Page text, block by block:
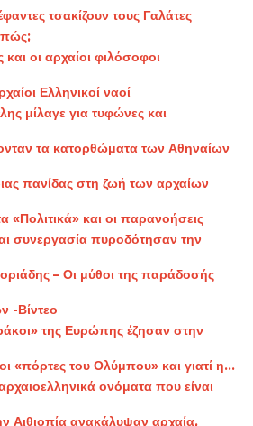
τσακίζουν τους Γαλάτες
πώς;
και οι αρχαίοι φιλόσοφοι
Ελληνικοί ναοί
μίλαγε για τυφώνες και
τα κατορθώματα των Αθηναίων
πανίδας στη ζωή των αρχαίων
«Πολιτικά» και οι παρανοήσεις
συνεργασία πυροδότησαν την
– Οι μύθοι της παράδοσής
-Βίντεο
της Ευρώπης έζησαν στην
«πόρτες του Ολύμπου» και γιατί η...
ονόματα που είναι
Αιθιοπία ανακάλυψαν αρχαία,